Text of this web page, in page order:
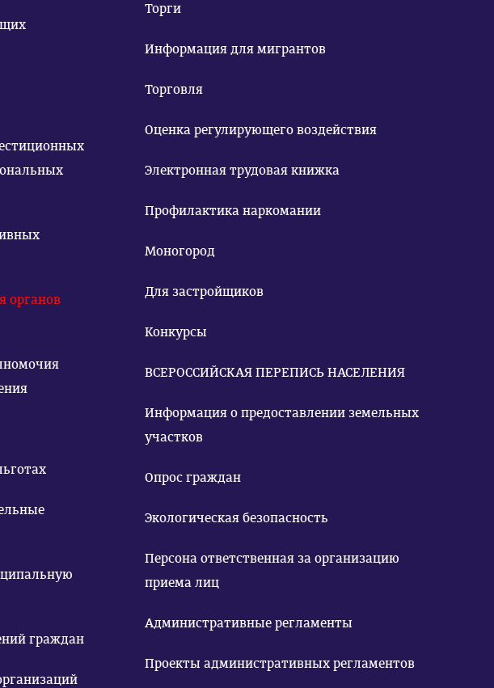
органов
граждан
Торги
Информация для мигрантов
Торговля
Оценка регулирующего воздействия
Электронная трудовая книжка
Профилактика наркомании
Моногород
Для застройщиков
Конкурсы
ВСЕРОССИЙСКАЯ ПЕРЕПИСЬ НАСЕЛЕНИЯ
Информация о предоставлении земельных
участков
Опрос граждан
Экологическая безопасность
Персона ответственная за организацию
приема лиц
Административные регламенты
Проекты административных регламентов